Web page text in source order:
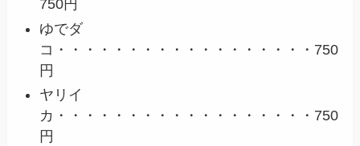
750円
ゆでダ
コ・・・・・・・・・・・・・・・・・・750
円
ヤリイ
カ・・・・・・・・・・・・・・・・・・750
円